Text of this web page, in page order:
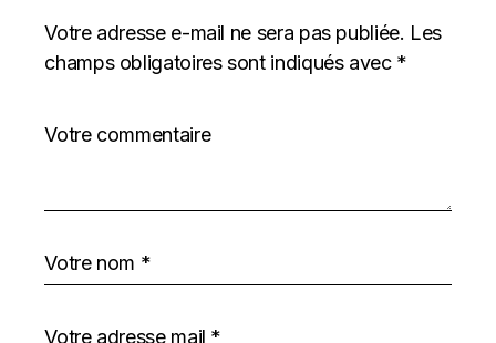
Votre adresse e-mail ne sera pas publiée. Les
champs obligatoires sont indiqués avec *